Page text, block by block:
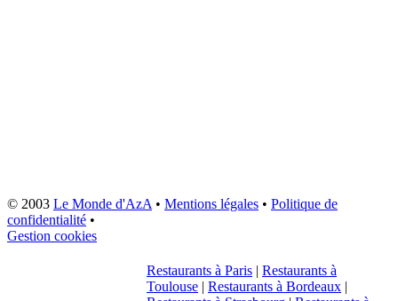
© 2003 Le Monde d'AzA• Mentions légales • Politique de
confidentialité •
Gestion cookies
Restaurants à Paris | Restaurants à
Toulouse | Restaurants à Bordeaux |